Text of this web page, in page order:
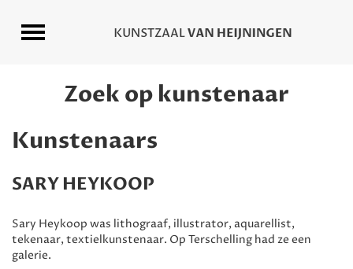
Zoek op kunstenaar
Kunstenaars
SARY HEYKOOP
Sary Heykoop was lithograaf, illustrator, aquarellist,
tekenaar, textielkunstenaar. Op Terschelling had ze een
galerie.